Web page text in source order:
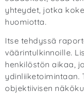
yhteydet, jotka
huomiotta.
Itse tehdyssä
väärintulkinnoille.
henkilöstön aikaa,
ydinliiketoimintaan.
objektiivisen